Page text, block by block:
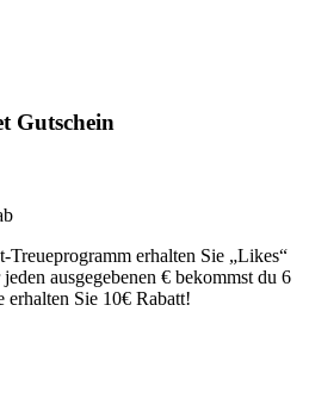
Gutschein
erhalten Sie „Likes“
ausgegebenen € bekommst du 6
erhalten Sie 10€ Rabatt!